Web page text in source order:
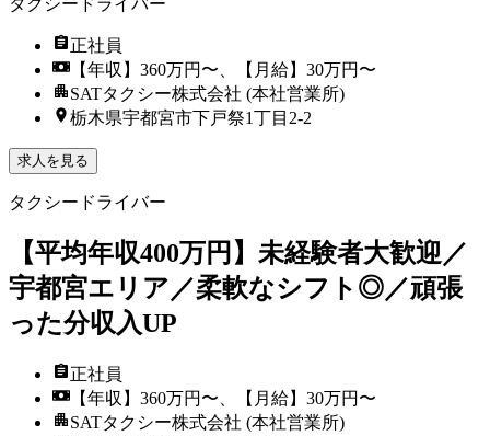
正社員
【年収】360万円〜、【月給】30万円〜
SATタクシー株式会社 (本社営業所)
栃木県宇都宮市下戸祭1丁目2-2
求人を見る
タクシードライバー
【平均年収400万円】未経験者大歓迎／
宇都宮エリア／柔軟なシフト◎／頑張
った分収入UP
正社員
【年収】360万円〜、【月給】30万円〜
SATタクシー株式会社 (本社営業所)